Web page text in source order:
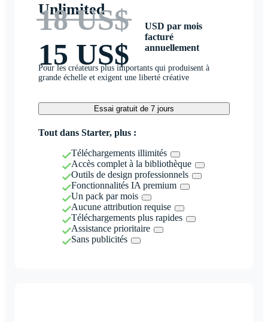
Unlimited
18 US$
15 US$
USD par mois
facturé
annuellement
Pour les créateurs plus importants qui produisent à
grande échelle et exigent une liberté créative
Essai gratuit de 7 jours
Tout dans Starter, plus :
Téléchargements illimités
Accès complet à la bibliothèque
Outils de design professionnels
Fonctionnalités IA premium
Un pack par mois
Aucune attribution requise
Téléchargements plus rapides
Assistance prioritaire
Sans publicités